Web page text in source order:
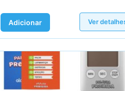
Adicionar Ver